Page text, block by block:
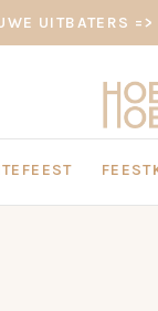
UITBATERS